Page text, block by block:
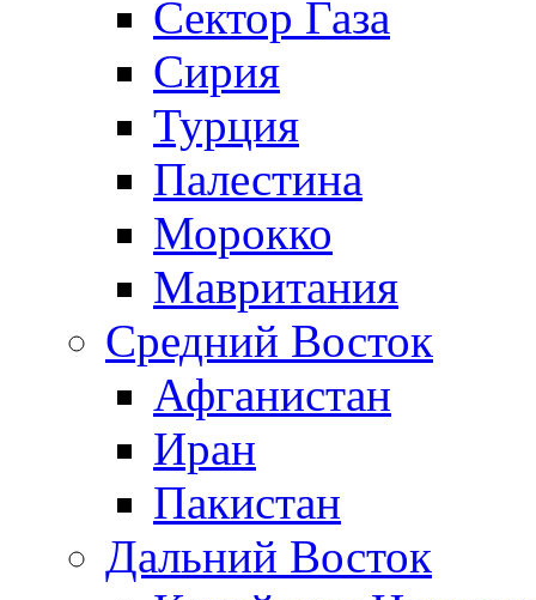
Сектор Газа
Сирия
Турция
Палестина
Морокко
Мавритания
Средний Восток
Афганистан
Иран
Пакистан
Дальний Восток